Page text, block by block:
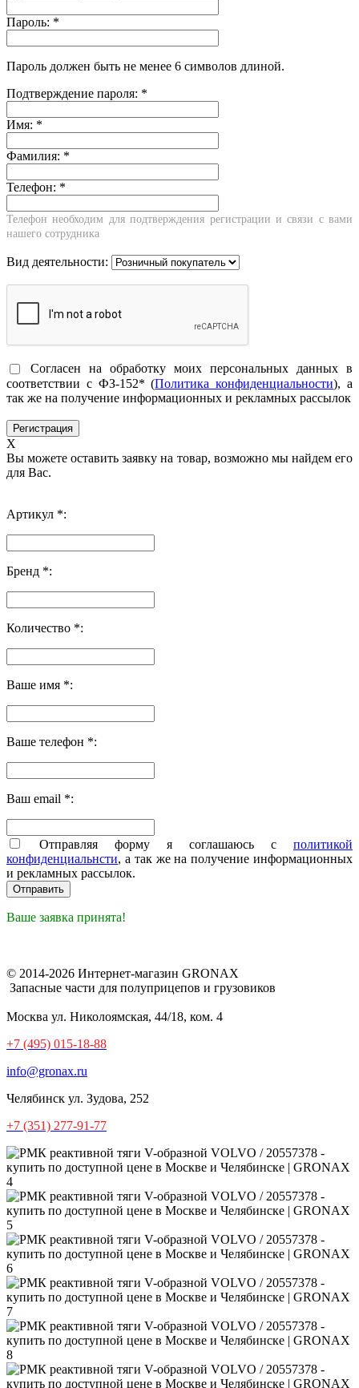
Пароль: *
Пароль должен быть не менее 6 символов длиной.
Подтверждение пароля: *
Имя: *
Фамилия: *
Телефон: *
Телефон необходим для подтверждения регистрации и связи с вами
нашего сотрудника
Вид деятельности:
Согласен на обработку моих персональных данных в
соответствии с ФЗ-152* (Политика конфиденциальности), а
так же на получение информационных и рекламных рассылок
X
Вы можете оставить заявку на товар, возможно мы найдем его
для Вас.
Артикул *:
Бренд *:
Количество *:
Ваше имя *:
Ваше телефон *:
Ваш email *:
Отправляя форму я соглашаюсь с политикой
конфиденциальнсти, а так же на получение информационных
и рекламных рассылок.
Ваше заявка принята!
© 2014-2026 Интернет-магазин GRONAX
Запасные части для полуприцепов и грузовиков
Москва ул. Николоямская, 44/18, ком. 4
+7 (495) 015-18-88
info@gronax.ru
Челябинск ул. Зудова, 252
+7 (351) 277-91-77